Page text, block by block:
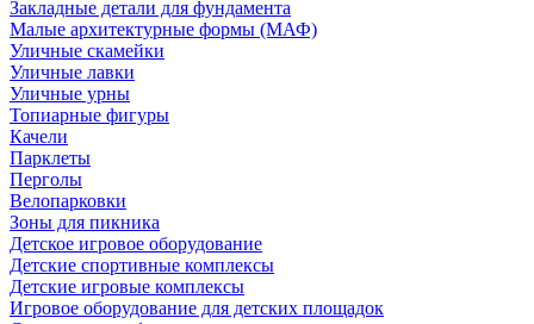
Закладные детали для фундамента
Малые архитектурные формы (МАФ)
Уличные скамейки
Уличные лавки
Уличные урны
Топиарные фигуры
Качели
Парклеты
Перголы
Велопарковки
Зоны для пикника
Детское игровое оборудование
Детские спортивные комплексы
Детские игровые комплексы
Игровое оборудование для детских площадок